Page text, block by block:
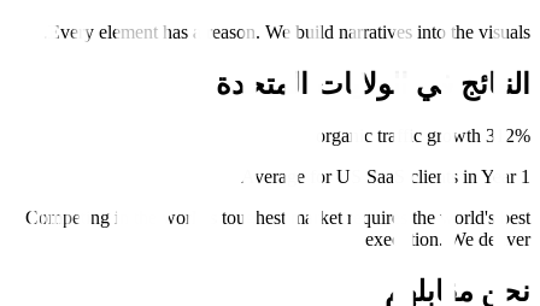
Every element has a reason. We build narratives into the visuals.
النتائج في الولايات المتحدة
312% organic traffic growth
Average for US SaaS clients in Year 1
Competing in the world's toughest market requires the world's best
execution. We deliver.
نحن مقابلهم